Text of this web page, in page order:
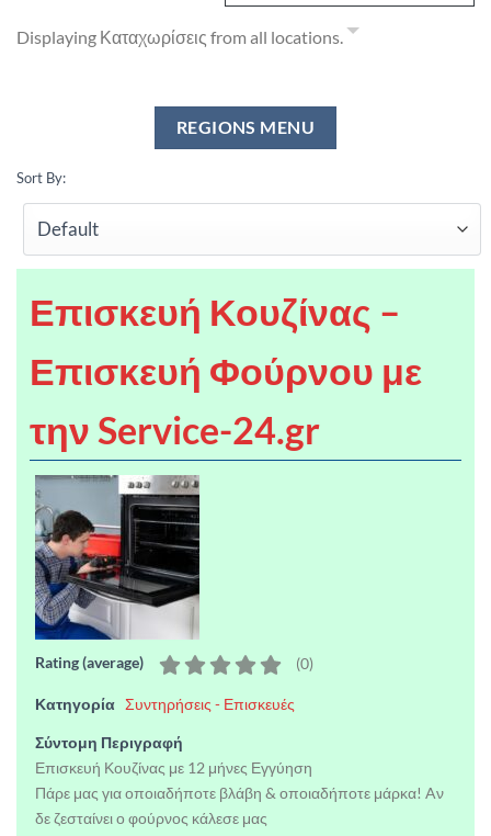
Displaying Καταχωρίσεις from all locations.
Sort By:
Επισκευή Κουζίνας –
Επισκευή Φούρνου με
την Service-24.gr
Rating (average) (0)
Κατηγορία Συντηρήσεις - Επισκευές
Σύντομη Περιγραφή
Επισκευή Κουζίνας με 12 μήνες Εγγύηση
Πάρε μας για οποιαδήποτε βλάβη & οποιαδήποτε μάρκα! Aν
δε ζεσταίνει ο φούρνος κάλεσε μας